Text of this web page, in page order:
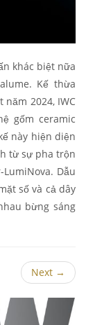
khác biệt nữa
Kế thừa
2024, IWC
gốm ceramic
này hiện diện
từ sự pha trộn
Dẫu
số và cả dây
bừng sáng
Next →